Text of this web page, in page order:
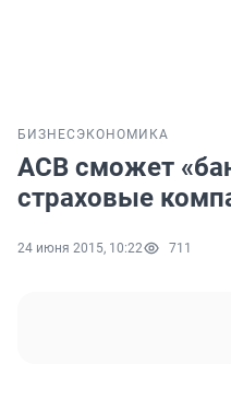
БИЗНЕС ЭКОНОМИКА
АСВ сможет
страховые
24 июня 2015, 10:22 711